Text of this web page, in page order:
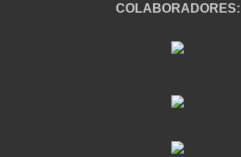
COLABORADORES: